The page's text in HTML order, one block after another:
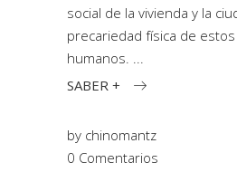
social de la vivienda y la
precariedad física de
humanos.
SABER +
by chinomantz
0 Comentarios